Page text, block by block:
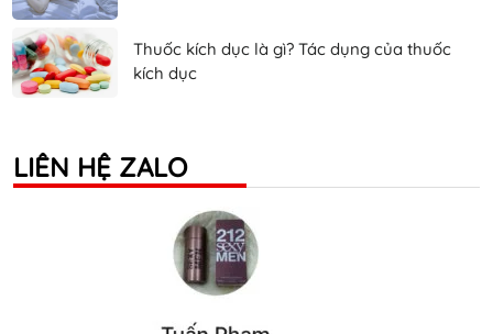
Thuốc kích dục là gì? Tác dụng của thuốc
kích dục
LIÊN HỆ ZALO